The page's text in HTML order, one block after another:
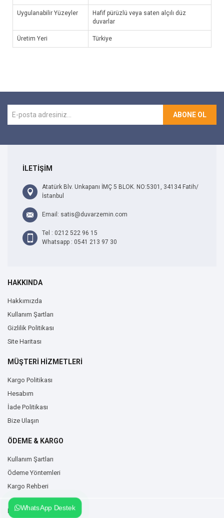
Uygulanabilir Yüzeyler
Hafif pürüzlü veya saten alçılı düz
duvarlar
Üretim Yeri Türkiye
ABONE OL
İLETİŞİM
Atatürk Blv. Unkapanı İMÇ 5 BLOK. NO:5301, 34134 Fatih/
İstanbul
Email: satis@duvarzemin.com
Tel : 0212 522 96 15
Whatsapp : 0541 213 97 30
HAKKINDA
Hakkımızda
Kullanım Şartları
Gizlilik Politikası
Site Haritası
MÜŞTERİ HİZMETLERİ
Kargo Politikası
Hesabım
İade Politikası
Bize Ulaşın
ÖDEME & KARGO
Kullanım Şartları
Ödeme Yöntemleri
Kargo Rehberi
Duvarzemin.com © 2026
WhatsApp Destek